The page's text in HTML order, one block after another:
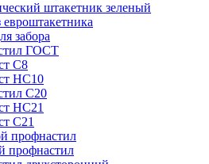
штакетник зеленый
евроштакетника
забора
ГОСТ
С8
НС10
С20
НС21
С21
профнастил
профнастил